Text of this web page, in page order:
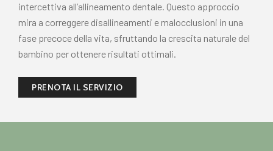
intercettiva all’allineamento dentale. Questo approccio
mira a correggere disallineamenti e malocclusioni in una
fase precoce della vita, sfruttando la crescita naturale del
bambino per ottenere risultati ottimali.
PRENOTA IL SERVIZIO